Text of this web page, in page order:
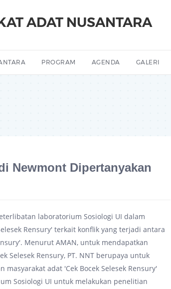
ADAT NUSANTARA
PROGRAM AGENDA GALERI
Newmont Dipertanyakan
laboratorium Sosiologi UI dalam
Rensury' terkait konflik yang terjadi antara
Menurut AMAN, untuk mendapatkan
Selesek Rensury, PT. NNT berupaya untuk
adat 'Cek Bocek Selesek Rensury'
Sosiologi UI untuk melakukan penelitian